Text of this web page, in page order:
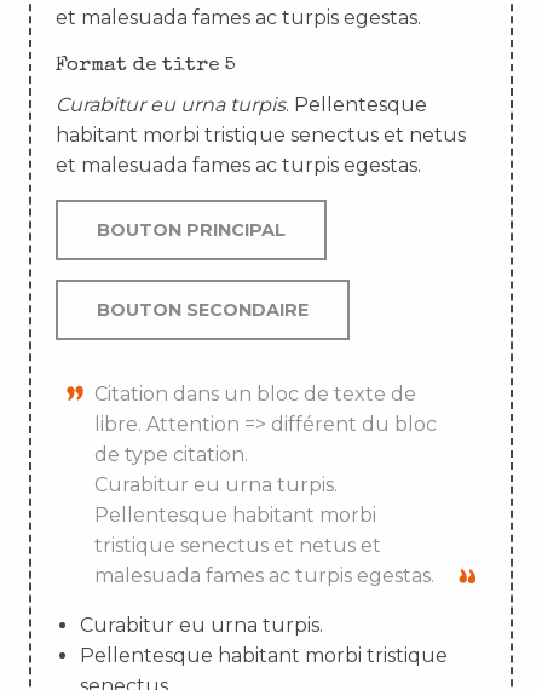
et malesuada fames ac turpis egestas.
Format de titre 5
Curabitur eu urna turpis. Pellentesque
habitant morbi tristique senectus et netus
et malesuada fames ac turpis egestas.
BOUTON PRINCIPAL
BOUTON SECONDAIRE
Citation dans un bloc de texte de
libre. Attention => différent du bloc
de type citation.
Curabitur eu urna turpis.
Pellentesque habitant morbi
tristique senectus et netus et
malesuada fames ac turpis egestas.
Curabitur eu urna turpis.
Pellentesque habitant morbi tristique